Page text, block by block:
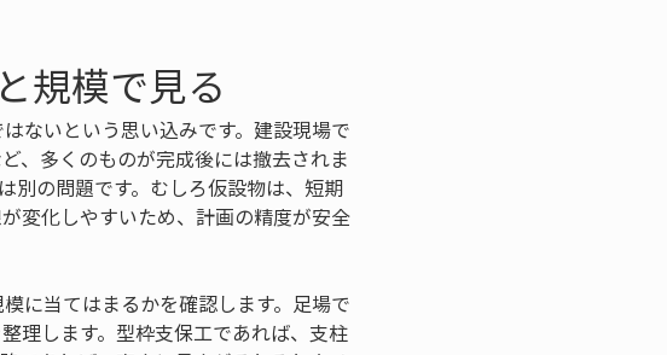
規模で見る
ないという思い込みです。建設現場で
、多くのものが完成後には撤去されま
別の問題です。むしろ仮設物は、短期
変化しやすいため、計画の精度が安全
に当てはまるかを確認します。足場で
理します。型枠支保工であれば、支柱